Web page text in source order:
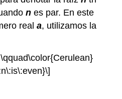
n es par. En este
reala, utilizamos la